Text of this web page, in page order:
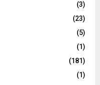
(3)
(23)
(5)
(1)
(181)
(1)